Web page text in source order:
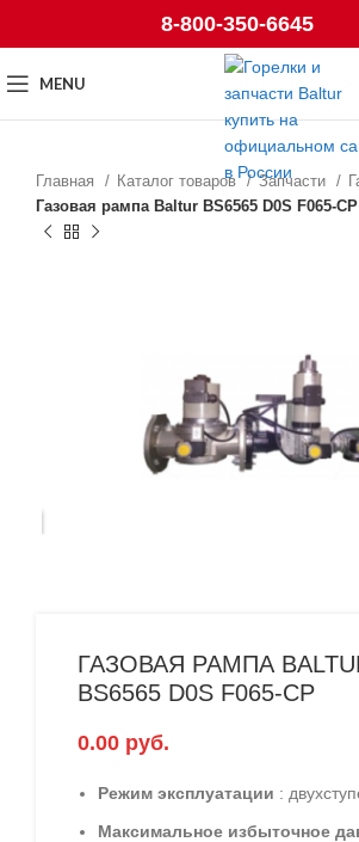
8-800-350-6645
MENU
Главная Каталог товаров Запчасти
Газовая рампа Baltur BS6565 D0S F065-CP
ГАЗОВАЯ РАМПА
BS6565 D0S F065-CP
0.00 руб.
Режим эксплуатации :
Максимальное избыточное